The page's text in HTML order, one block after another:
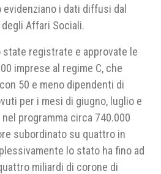
i dati diffusi dal
Affari Sociali.
state registrate e approvate le
imprese al regime C, che
50 e meno dipendenti di
per i mesi di giugno, luglio e
programma circa 740.000
subordinato su quattro in
lo stato ha fino ad
miliardi di corone di